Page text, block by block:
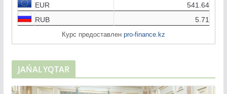
EUR
541.64
RUB
5.71
Курс предоставлен pro-finance.kz
JAŃALYQTAR